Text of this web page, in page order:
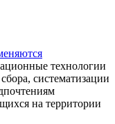
технологии
систематизации
на территории